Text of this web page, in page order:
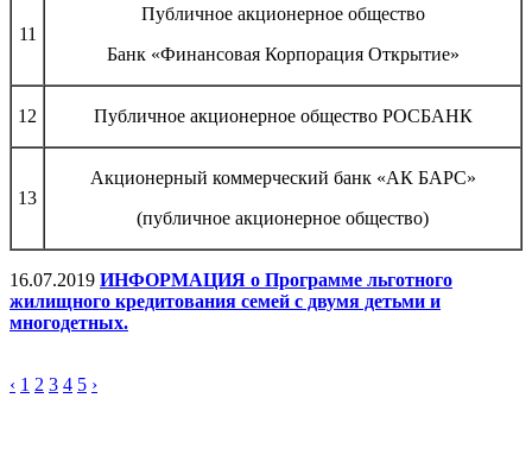
11
Публичное акционерное общество
Банк «Финансовая Корпорация Открытие»
12 Публичное акционерное общество РОСБАНК
13
Акционерный коммерческий банк «АК БАРС»
(публичное акционерное общество)
16.07.2019 ИНФОРМАЦИЯ о Программе льготного
жилищного кредитования семей с двумя детьми и
многодетных.
‹ 1 2 3 4 5 ›